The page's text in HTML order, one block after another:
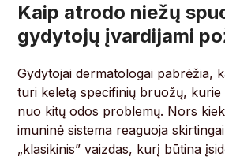
Kaip atrodo niežų
gydytojų įvardijami
Gydytojai dermatologai pabrėžia,
turi keletą specifinių bruožų, kurie
nuo kitų odos problemų. Nors
imuninė sistema reaguoja
„klasikinis” vaizdas, kurį būtina